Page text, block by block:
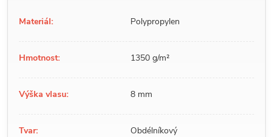
Materiál: Polypropylen
Hmotnost: 1350 g/m²
Výška vlasu: 8 mm
Tvar: Obdélníkový